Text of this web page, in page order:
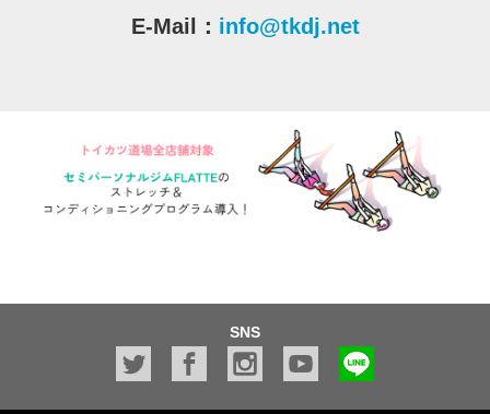
E-Mail： info@tkdj.net
SNS